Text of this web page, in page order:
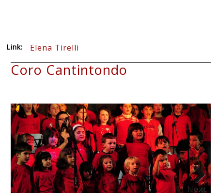
Link: Elena Tirelli
Coro Cantintondo
Next